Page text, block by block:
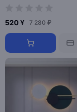
520 ¥ 7 280 ₽